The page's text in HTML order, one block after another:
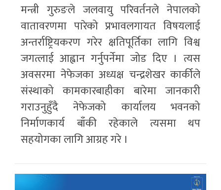
मन्त्री गुरुङले जलवायु परिवर्तनले नेपालको
वातावरणमा पारेको प्रभावलगायत विषयलाई
अन्तर्राष्ट्रियकरण गरेर क्षतिपूर्तिका लागि विश्व
जगत्लाई आह्वान गर्नुपर्नेमा जोड दिए । त्यस
अवसरमा नेफेजका अध्यक्ष चन्द्रशेखर कार्कीले
संस्थाको कामकारबाहीका बारेमा जानकारी
गराउनुहुँदै नेफेजको कार्यालय भवनको
निर्माणकार्य बाँकी रहेकाले त्यसमा थप
सहयोगका लागि आग्रह गरे ।